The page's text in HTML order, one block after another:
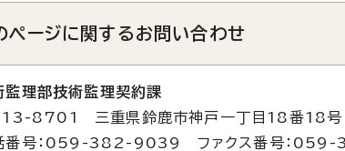
ページに関するお問い合わせ
監理部技術監理契約課
8701 三重県鈴鹿市神戸一丁目18番18号
番号：059-382-9039 ファクス番号：